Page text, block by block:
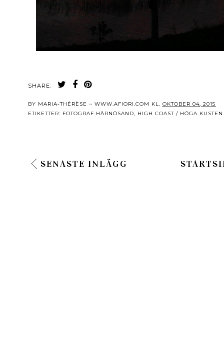
SHARE:
BY MARIA-THÉRÈSE ~ WWW.AFIORI.COM KL. OKTOBER 04, 2015
ETIKETTER: FOTOGRAF HÄRNÖSAND, HIGH COAST / HÖGA KUSTEN
SENASTE INLÄGG